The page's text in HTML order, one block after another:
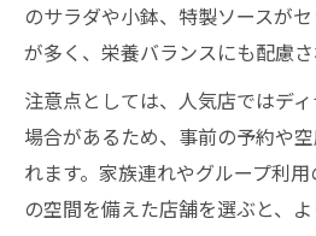
のサラダや小鉢、特製ソースが
が多く、栄養バランスにも配慮さ
注意点としては、人気店ではデ
場合があるため、事前の予約や
れます。家族連れやグループ利
の空間を備えた店舗を選ぶと、